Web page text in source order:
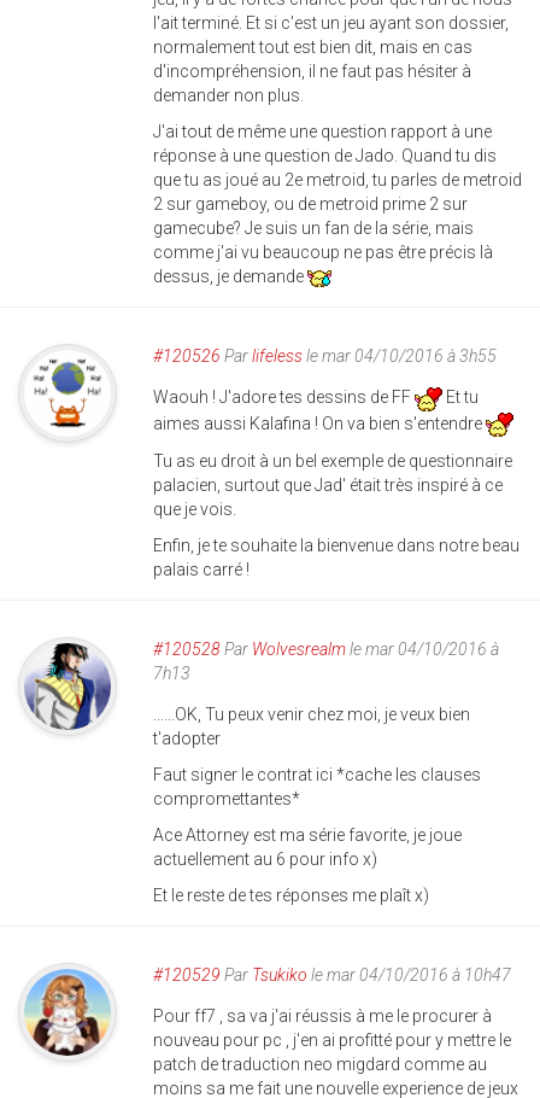
l'ait terminé. Et si c'est un jeu ayant son dossier,
normalement tout est bien dit, mais en cas
d'incompréhension, il ne faut pas hésiter à
demander non plus.
J'ai tout de même une question rapport à une
réponse à une question de Jado. Quand tu dis
que tu as joué au 2e metroid, tu parles de metroid
2 sur gameboy, ou de metroid prime 2 sur
gamecube? Je suis un fan de la série, mais
comme j'ai vu beaucoup ne pas être précis là
dessus, je demande
#120526 Parlifelessle mar 04/10/2016 à 3h55
Waouh ! J'adore tes dessins de FF
Et tu
aimes aussi Kalafina ! On va bien s'entendre
Tu as eu droit à un bel exemple de questionnaire
palacien, surtout que Jad' était très inspiré à ce
que je vois.
Enfin, je te souhaite la bienvenue dans notre beau
palais carré !
#120528Par Wolvesrealmle mar 04/10/2016 à
7h13
......OK, Tu peux venir chez moi, je veux bien
t'adopter
Faut signer le contrat ici *cache les clauses
compromettantes*
Ace Attorney est ma série favorite, je joue
actuellement au 6 pour info x)
Et le reste de tes réponses me plaît x)
#120529 Par Tsukiko le mar 04/10/2016 à 10h47
Pour ff7 , sa va j'ai réussis à me le procurer à
nouveau pour pc , j'en ai profitté pour y mettre le
patch de traduction neo migdard comme au
moins sa me fait une nouvelle experience de jeux